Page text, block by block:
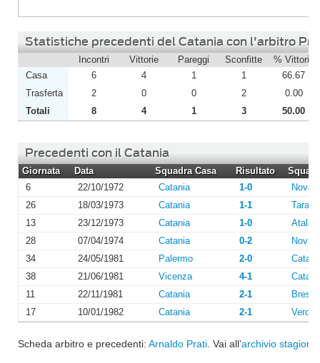
Statistiche precedenti del Catania con l'arbitro
Incontri Vittorie Pareggi Sconfitte % Vittorie
Casa
6 4 1 1
66.67
Trasferta
2 0 0 2
0.00
Totali
8 4 1 3 50.00
Precedenti con il Catania
Giornata Data Squadra Casa Risultato
6
22/10/1972 Catania 1-0
Novara
26
18/03/1973 Catania 1-1
13
23/12/1973 Catania 1-0
28
07/04/1974 Catania 0-2
Novara
34
24/05/1981 Palermo 2-0
38
21/06/1981 Vicenza 4-1
11
22/11/1981 Catania 2-1
17
10/01/1982 Catania 2-1 Verona
Scheda arbitro e precedenti: Arnaldo Prati . Vai all’archivio stagioni